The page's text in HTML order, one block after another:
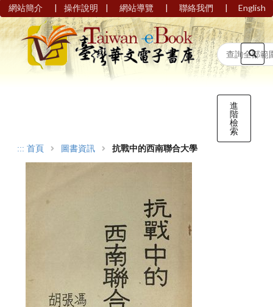
網站簡介 | 操作說明 | 網站導覽 | 聯絡我們 | English
進
階
檢
索
::: 首頁 圖書資訊 抗戰中的西南聯合大學